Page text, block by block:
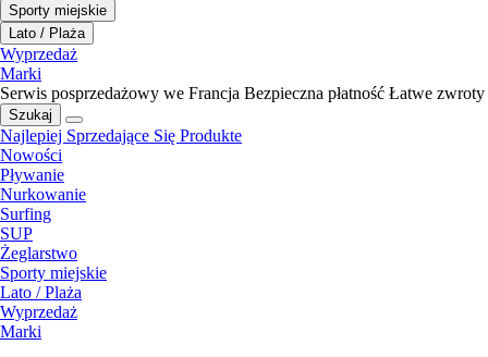
Sporty miejskie
Lato / Plaża
Wyprzedaż
Marki
Serwis posprzedażowy we Francja Bezpieczna płatność Łatwe zwroty
Szukaj
Najlepiej Sprzedające Się Produkte
Nowości
Pływanie
Nurkowanie
Surfing
SUP
Żeglarstwo
Sporty miejskie
Lato / Plaża
Wyprzedaż
Marki